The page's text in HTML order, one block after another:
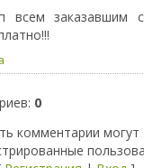
всем заказавшим
: 0
комментарии могут